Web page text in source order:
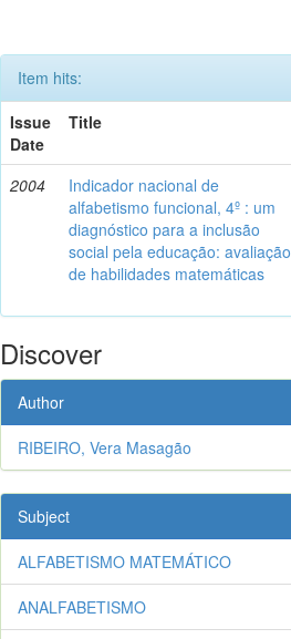
Item hits:
Issue
Date
Title
2004
Indicador nacional de
alfabetismo funcional, 4º : um
diagnóstico para a inclusão
social pela educação: avaliação
de habilidades matemáticas
Discover
Author
RIBEIRO, Vera Masagão
Subject
ALFABETISMO MATEMÁTICO
ANALFABETISMO